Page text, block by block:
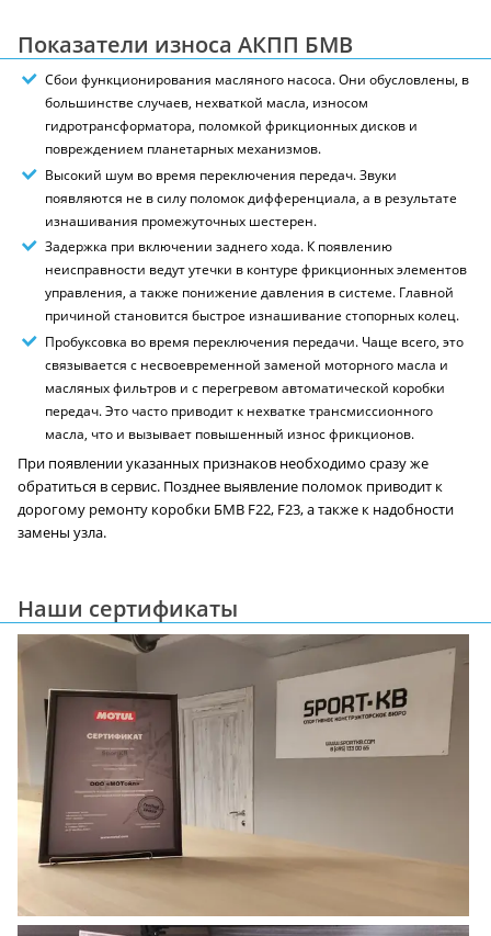
Показатели износа АКПП БМВ
Сбои функционирования масляного насоса. Они обусловлены, в
большинстве случаев, нехваткой масла, износом
гидротрансформатора, поломкой фрикционных дисков и
повреждением планетарных механизмов.
Высокий шум во время переключения передач. Звуки
появляются не в силу поломок дифференциала, а в результате
изнашивания промежуточных шестерен.
Задержка при включении заднего хода. К появлению
неисправности ведут утечки в контуре фрикционных элементов
управления, а также понижение давления в системе. Главной
причиной становится быстрое изнашивание стопорных колец.
Пробуксовка во время переключения передачи. Чаще всего, это
связывается с несвоевременной заменой моторного масла и
масляных фильтров и с перегревом автоматической коробки
передач. Это часто приводит к нехватке трансмиссионного
масла, что и вызывает повышенный износ фрикционов.
При появлении указанных признаков необходимо сразу же
обратиться в сервис. Позднее выявление поломок приводит к
дорогому ремонту коробки БМВ F22, F23, а также к надобности
замены узла.
Наши сертификаты